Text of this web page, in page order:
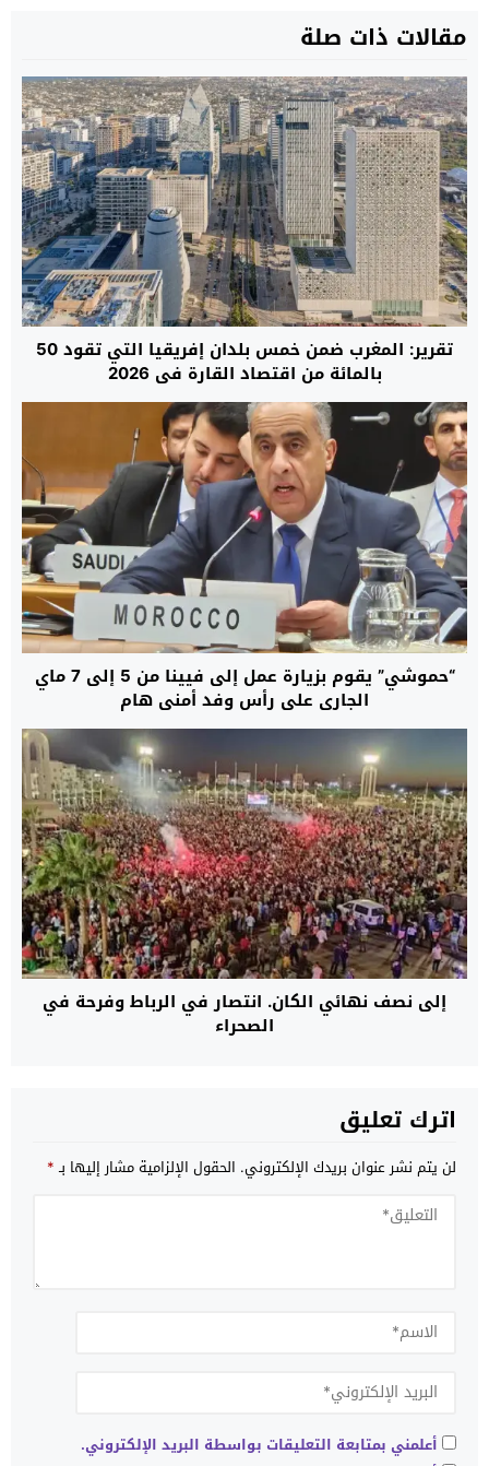
مقالات ذات صلة
تقرير: المغرب ضمن خمس بلدان إفريقيا التي تقود 50
بالمائة من اقتصاد القارة في 2026
“حموشي” يقوم بزيارة عمل إلى فيينا من 5 إلى 7 ماي
الجاري على رأس وفد أمني هام
إلى نصف نهائي الكان. انتصار في الرباط وفرحة في
الصحراء
اترك تعليق
لن يتم نشر عنوان بريدك الإلكتروني. الحقول الإلزامية مشار إليها بـ*
أعلمني بمتابعة التعليقات بواسطة البريد الإلكتروني.